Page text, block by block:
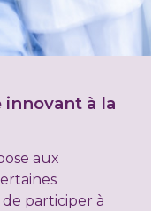
innovant à la
aux
participer à